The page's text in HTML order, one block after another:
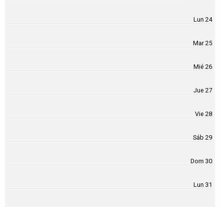
Lun 24
Mar 25
Mié 26
Jue 27
Vie 28
Sáb 29
Dom 30
Lun 31